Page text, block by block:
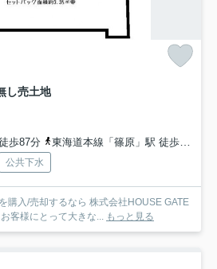
し売土地
歩87分
東海道本線「篠原」駅 徒歩97分
公共下水
購入/売却するなら 株式会社HOUSE GATE
客様にとって大きな...
もっと見る